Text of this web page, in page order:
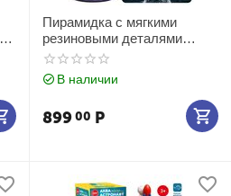
Пирамидка с мягкими
резиновыми деталями
"Слоник"
В наличии
89900 Р